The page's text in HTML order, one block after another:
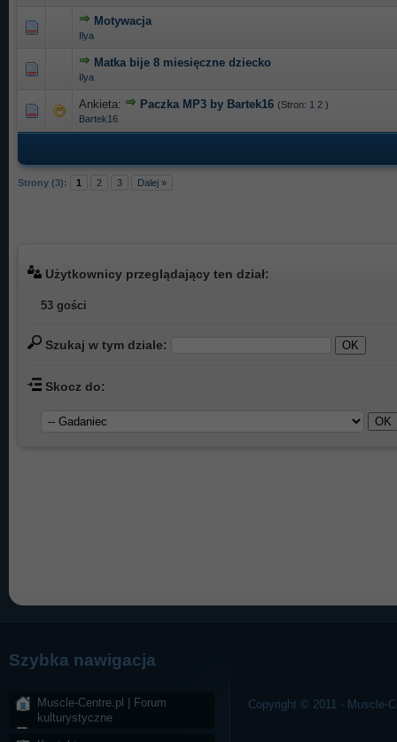
Motywacja
Ilya
0 głosów - średnia ocena: 0 na 5 gwiazdek
Matka bije 8 miesięczne dziecko
Ilya
0 głosów - średnia ocena: 0 na 5 gwiazdek
12345
Ankieta: Paczka MP3 by Bartek16 (Stron: 1 2 )
Bartek16
1 głosów - średnia ocena: 5 na 5 gwiazdek
123 4 5
Strony (3): 1 2 3 Dalej »
Użytkownicy przeglądający ten dział:
53 gości
Szukaj w tym dziale:
Skocz do:
Szybka nawigacja
Muscle-Centre.pl | Forum
kulturystyczne
Copyright © 2011 - Muscle-